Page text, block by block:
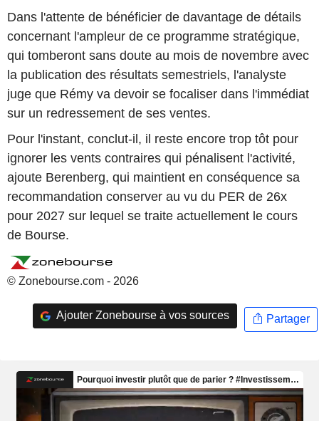
Dans l'attente de bénéficier de davantage de détails
concernant l'ampleur de ce programme stratégique,
qui tomberont sans doute au mois de novembre avec
la publication des résultats semestriels, l'analyste
juge que Rémy va devoir se focaliser dans l'immédiat
sur un redressement de ses ventes.
Pour l'instant, conclut-il, il reste encore trop tôt pour
ignorer les vents contraires qui pénalisent l'activité,
ajoute Berenberg, qui maintient en conséquence sa
recommandation conserver au vu du PER de 26x
pour 2027 sur lequel se traite actuellement le cours
de Bourse.
© Zonebourse.com - 2026
Ajouter Zonebourse à vos sources Partager